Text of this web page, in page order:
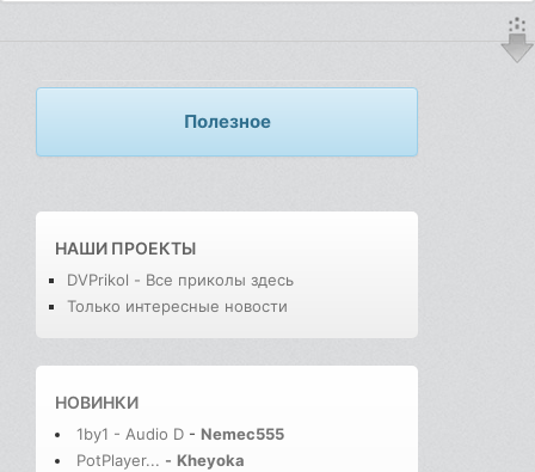
Полезное
НАШИ ПРОЕКТЫ
DVPrikol - Все приколы здесь
Только интересные новости
НОВИНКИ
1by1 - Audio D - Nemec555
PotPlayer... - Kheyoka